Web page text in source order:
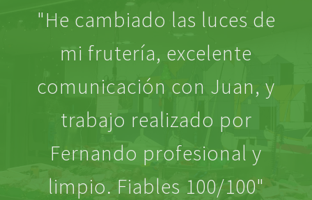
He cambiado las luces de
mi frutería, excelente
comunicación con Juan, y
trabajo realizado por
Fernando profesional y
limpio. Fiables 100/100